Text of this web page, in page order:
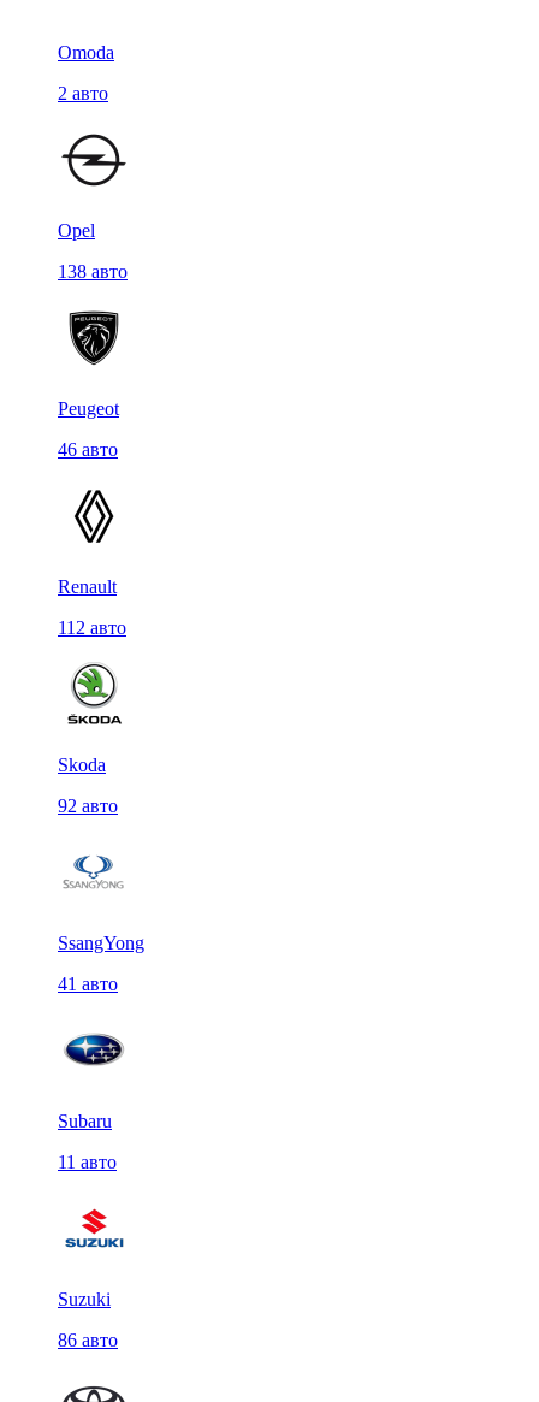
Omoda
2 авто
Opel
138 авто
Peugeot
46 авто
Renault
112 авто
Skoda
92 авто
SsangYong
41 авто
Subaru
11 авто
Suzuki
86 авто